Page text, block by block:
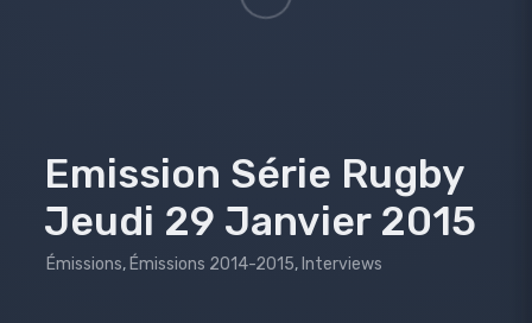
Emission Série Rugby
Jeudi 29 Janvier 2015
Émissions, Émissions 2014-2015, Interviews